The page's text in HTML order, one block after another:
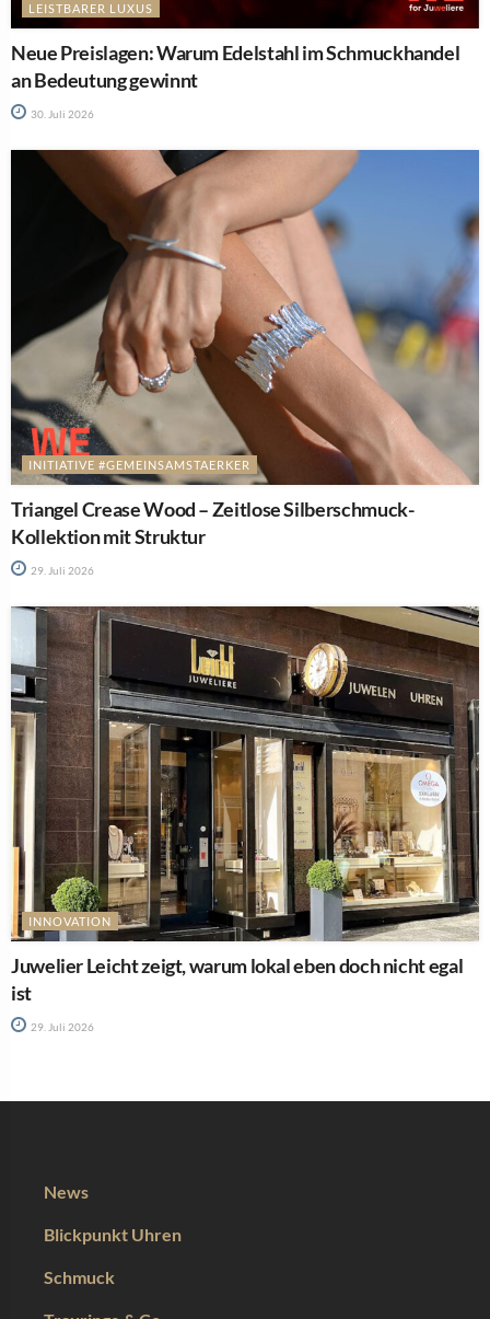
LEISTBARER LUXUS
Neue Preislagen: Warum Edelstahl im Schmuckhandel
an Bedeutung gewinnt
30. Juli 2026
INITIATIVE #GEMEINSAMSTAERKER
Triangel Crease Wood – Zeitlose Silberschmuck-
Kollektion mit Struktur
29. Juli 2026
INNOVATION
Juwelier Leicht zeigt, warum lokal eben doch nicht egal
ist
29. Juli 2026
News
Blickpunkt Uhren
Schmuck